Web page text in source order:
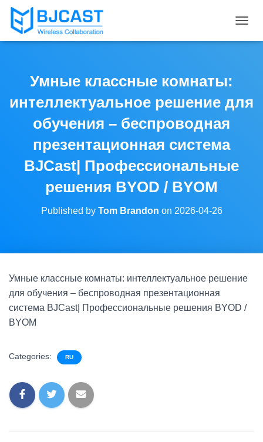
O
A
Умные классные комнаты:
интеллектуальное решение для
обучения – беспроводная
презентационная система
BJCast| Профессиональные
решения BYOD / BYOM
Published by Tom Brandon on 2026-04-26
Умные классные комнаты: интеллектуальное решение
для обучения – беспроводная презентационная
система BJCast| Профессиональные решения BYOD /
BYOM
Categories: RU